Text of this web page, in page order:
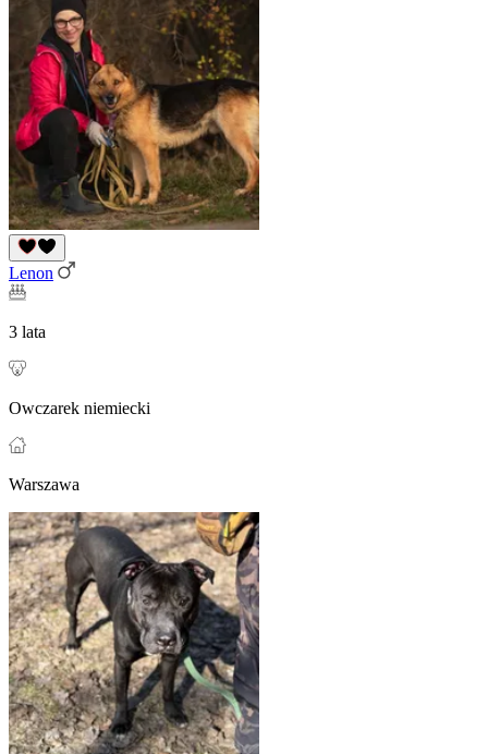
Lenon
3 lata
Owczarek niemiecki
Warszawa